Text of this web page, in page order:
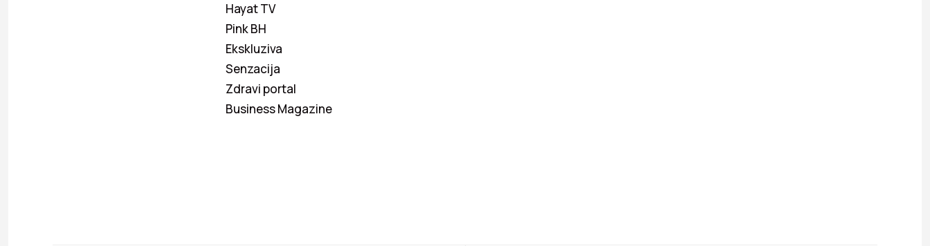
Hayat TV
Pink BH
Ekskluziva
Senzacija
Zdravi portal
Business Magazine